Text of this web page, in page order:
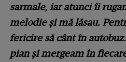
sarmale, iar atunci îi
melodie și mă lăsau.
fericire să cânt în
pian și mergeam în